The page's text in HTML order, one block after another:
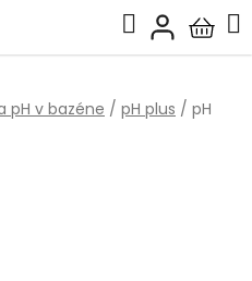
Hľadať
košík
pH v bazéne / pH plus / pH